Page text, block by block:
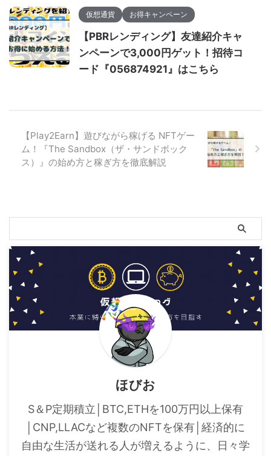
仮想通貨 お得キャンペーン
【PBRレンディング】友達紹介キャ
ンペーンで3,000円ゲット！招待コ
ード『056874921』はこちら
【Play2Earn】遊びながら稼げる NFTゲー
ム！『The Sandbox（ザ・サンドボック
ス）』の始め方と稼ぎ方を徹底解説
ほびお
S＆P定期積立│BTC,ETHを100万円以上保有
│CNP,LLACなど複数のNFTを保有│経済的に
自由な生活が送れる人が増えるように、日々学